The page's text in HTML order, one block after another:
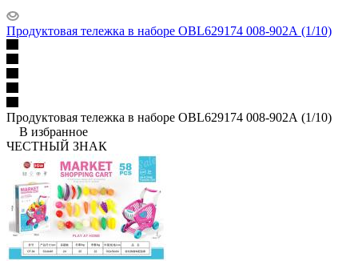
Продуктовая тележка в наборе OBL629174 008-902А (1/10)
Продуктовая тележка в наборе OBL629174 008-902А (1/10)
В избранное
ЧЕСТНЫЙ ЗНАК